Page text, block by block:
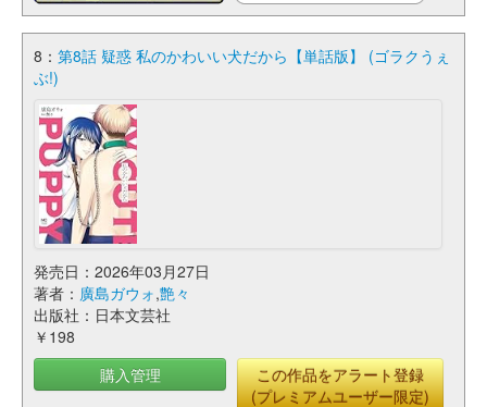
8： 第8話 疑惑 私のかわいい犬だから【単話版】 (ゴラクうぇ
ぶ!)
発売日：2026年03月27日
著者： 廣島ガウォ,艶々
出版社：日本文芸社
￥198
購入管理
この作品をアラート登録
(プレミアムユーザー限定)